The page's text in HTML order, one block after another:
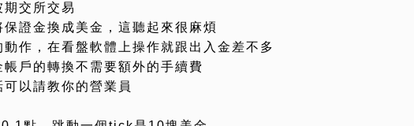
期交所交易
證金換成美金，這聽起來很麻煩
作，在看盤軟體上操作就跟出入金差不多
戶的轉換不需要額外的手續費
以請教你的營業員